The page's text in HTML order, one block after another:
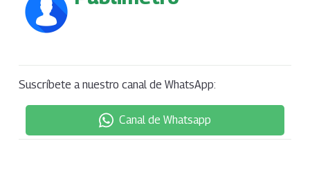
Suscríbete a nuestro canal de WhatsApp:
Canal de Whatsapp